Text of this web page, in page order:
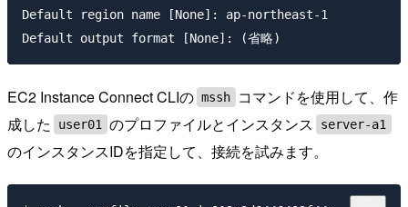
Default region name [None]: ap-northeast-1
EC2 Instance Connect CLIの mssh
コマンドを使用して、作
成した
user01 のプロファイルとインスタンス server-a1
のインスタンスIDを指定して、接続を試みます。